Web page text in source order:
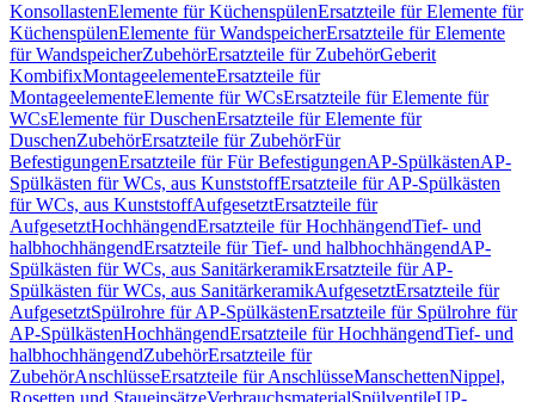
KonsollastenElemente für KüchenspülenErsatzteile für Elemente für
KüchenspülenElemente für WandspeicherErsatzteile für Elemente
für WandspeicherZubehörErsatzteile für ZubehörGeberit
KombifixMontageelementeErsatzteile für
MontageelementeElemente für WCsErsatzteile für Elemente für
WCsElemente für DuschenErsatzteile für Elemente für
DuschenZubehörErsatzteile für ZubehörFür
BefestigungenErsatzteile für Für BefestigungenAP-SpülkästenAP-
Spülkästen für WCs, aus KunststoffErsatzteile für AP-Spülkästen
für WCs, aus KunststoffAufgesetztErsatzteile für
AufgesetztHochhängendErsatzteile für HochhängendTief- und
halbhochhängendErsatzteile für Tief- und halbhochhängendAP-
Spülkästen für WCs, aus SanitärkeramikErsatzteile für AP-
Spülkästen für WCs, aus SanitärkeramikAufgesetztErsatzteile für
AufgesetztSpülrohre für AP-SpülkästenErsatzteile für Spülrohre für
AP-SpülkästenHochhängendErsatzteile für HochhängendTief- und
halbhochhängendZubehörErsatzteile für
ZubehörAnschlüsseErsatzteile für AnschlüsseManschettenNippel,
Rosetten und StaueinsätzeVerbrauchsmaterialSpülventileUP-